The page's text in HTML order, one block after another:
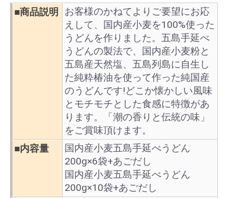
■商品説明
お客様のかねてよりご要望にお応
えして、国内産小麦を100%使った
うどんを作りました。五島手延べ
うどんの製法で、国内産小麦粉と
五島産天然塩、五島列島に自生し
た純粋椿油を使って作った純国産
のうどんです!どこか懐かしい風味
とモチモチとした食感に特徴があ
ります。「潮の香りと伝統の味」
をご賞味頂けます。
■内容量
国内産小麦五島手延べうどん
200g×6袋+あごだし
国内産小麦五島手延べうどん
200g×10袋+あごだし